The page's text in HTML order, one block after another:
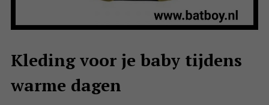
Kleding voor je baby tijdens
warme dagen